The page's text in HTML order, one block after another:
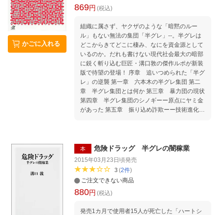
かごに入れる
869円 (税込)
組織に属さず、ヤクザのような「暗黙のルー
ル」もない無法の集団「半グレ」--。半グレは
どこからきてどこに棲み、なにを資金源として
いるのか。だれも書けない現代社会最大の暗部
に鋭く斬り込む巨匠・溝口敦の傑作ルポが新装
版で待望の登場！ 序章 追いつめられた「半グ
レ」の逆襲 第一章 六本木の半グレ集団 第二
章 半グレ集団とは何か 第三章 暴力団の現状
第四章 半グレ集団のシノギーー原点にヤミ金
があった 第五章 振り込め詐欺ーー技術進化す
終焉 第十章 警察と半グレ集団が暴力団に代わ
る日
本 危険ドラッグ 半グレの闇稼業
2015年03月23日頃発売
3(2件)
ご注文できない商品
880円 (税込)
発売1カ月で使用者15人が死亡した「ハートシ